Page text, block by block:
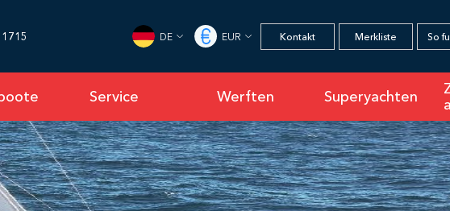
DE EUR Kontakt Merkliste So
Service Werften Superyachten
Bavaria Cruiser 46